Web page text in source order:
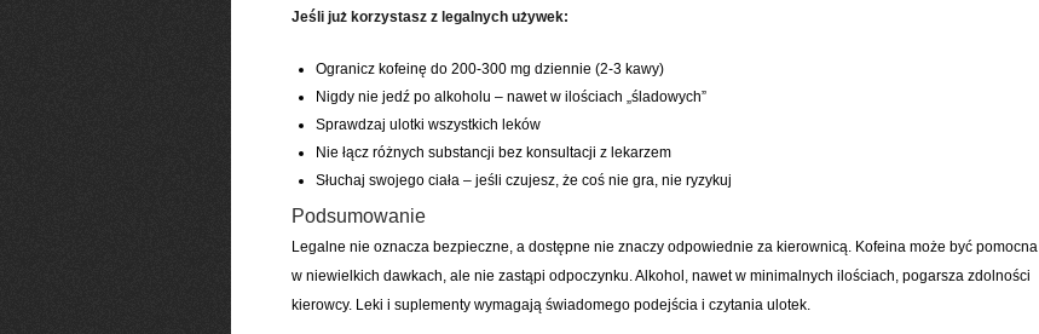
Jeśli już korzystasz z legalnych używek:
Ogranicz kofeinę do 200-300 mg dziennie (2-3 kawy)
Nigdy nie jedź po alkoholu – nawet w ilościach „śladowych”
Sprawdzaj ulotki wszystkich leków
Nie łącz różnych substancji bez konsultacji z lekarzem
Słuchaj swojego ciała – jeśli czujesz, że coś nie gra, nie ryzykuj
Podsumowanie
Legalne nie oznacza bezpieczne, a dostępne nie znaczy odpowiednie za kierownicą. Kofeina może być pomocna
w niewielkich dawkach, ale nie zastąpi odpoczynku. Alkohol, nawet w minimalnych ilościach, pogarsza zdolności
kierowcy. Leki i suplementy wymagają świadomego podejścia i czytania ulotek.